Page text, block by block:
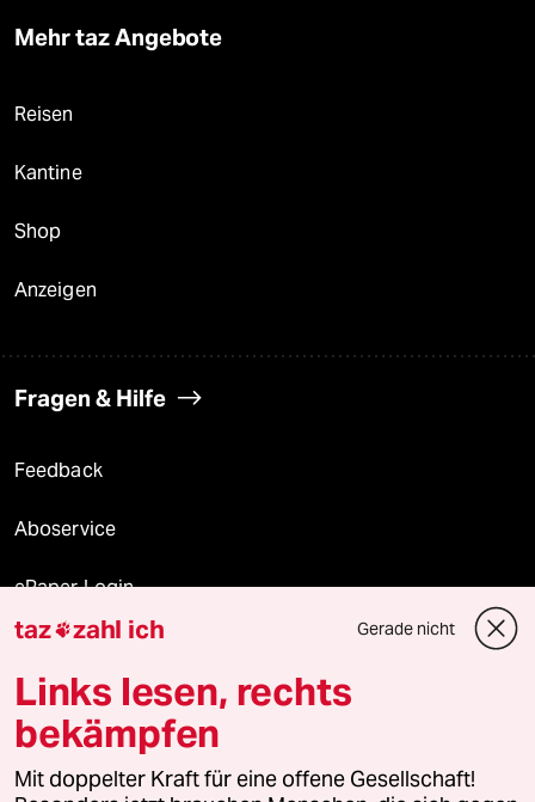
Mehr taz Angebote
Reisen
Kantine
Shop
Anzeigen
Fragen & Hilfe
Feedback
Aboservice
ePaper Login
Downloads für Abonnierende
© 2026 taz Verlags und Vertriebs GmbH
Alle Rechte vorbehalten. Bei rechtlichen Fragen oder für Genehmigungen
wenden Sie sich bitte an
lizenzen@taz.de
taz zahl ich Gerade nicht
Links lesen, rechts
bekämpfen
Mit doppelter Kraft für eine offene Gesellschaft!